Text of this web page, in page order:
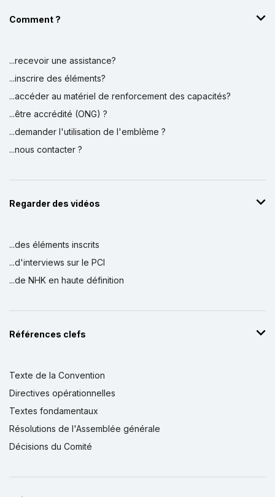
Comment ?
...recevoir une assistance?
...inscrire des éléments?
...accéder au matériel de renforcement des capacités?
...être accrédité (ONG) ?
...demander l'utilisation de l'emblème ?
...nous contacter ?
Regarder des vidéos
...des éléments inscrits
...d'interviews sur le PCI
...de NHK en haute définition
Références clefs
Texte de la Convention
Directives opérationnelles
Textes fondamentaux
Résolutions de l'Assemblée générale
Décisions du Comité